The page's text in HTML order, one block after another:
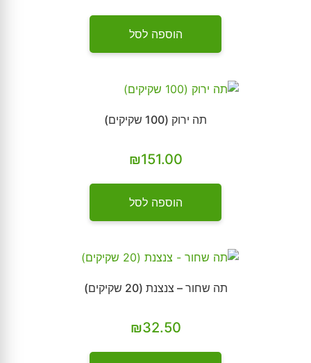
הוספה לסל
תה ירוק (100 שקיקים)
₪151.00
הוספה לסל
תה שחור – צנצנת (20 שקיקים)
₪32.50